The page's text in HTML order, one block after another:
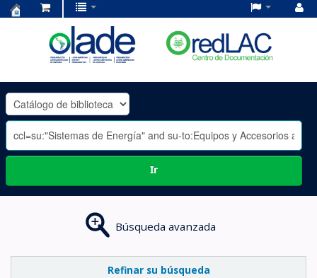
OLADE
-
Ir
Búsqueda avanzada
Refinar su búsqueda